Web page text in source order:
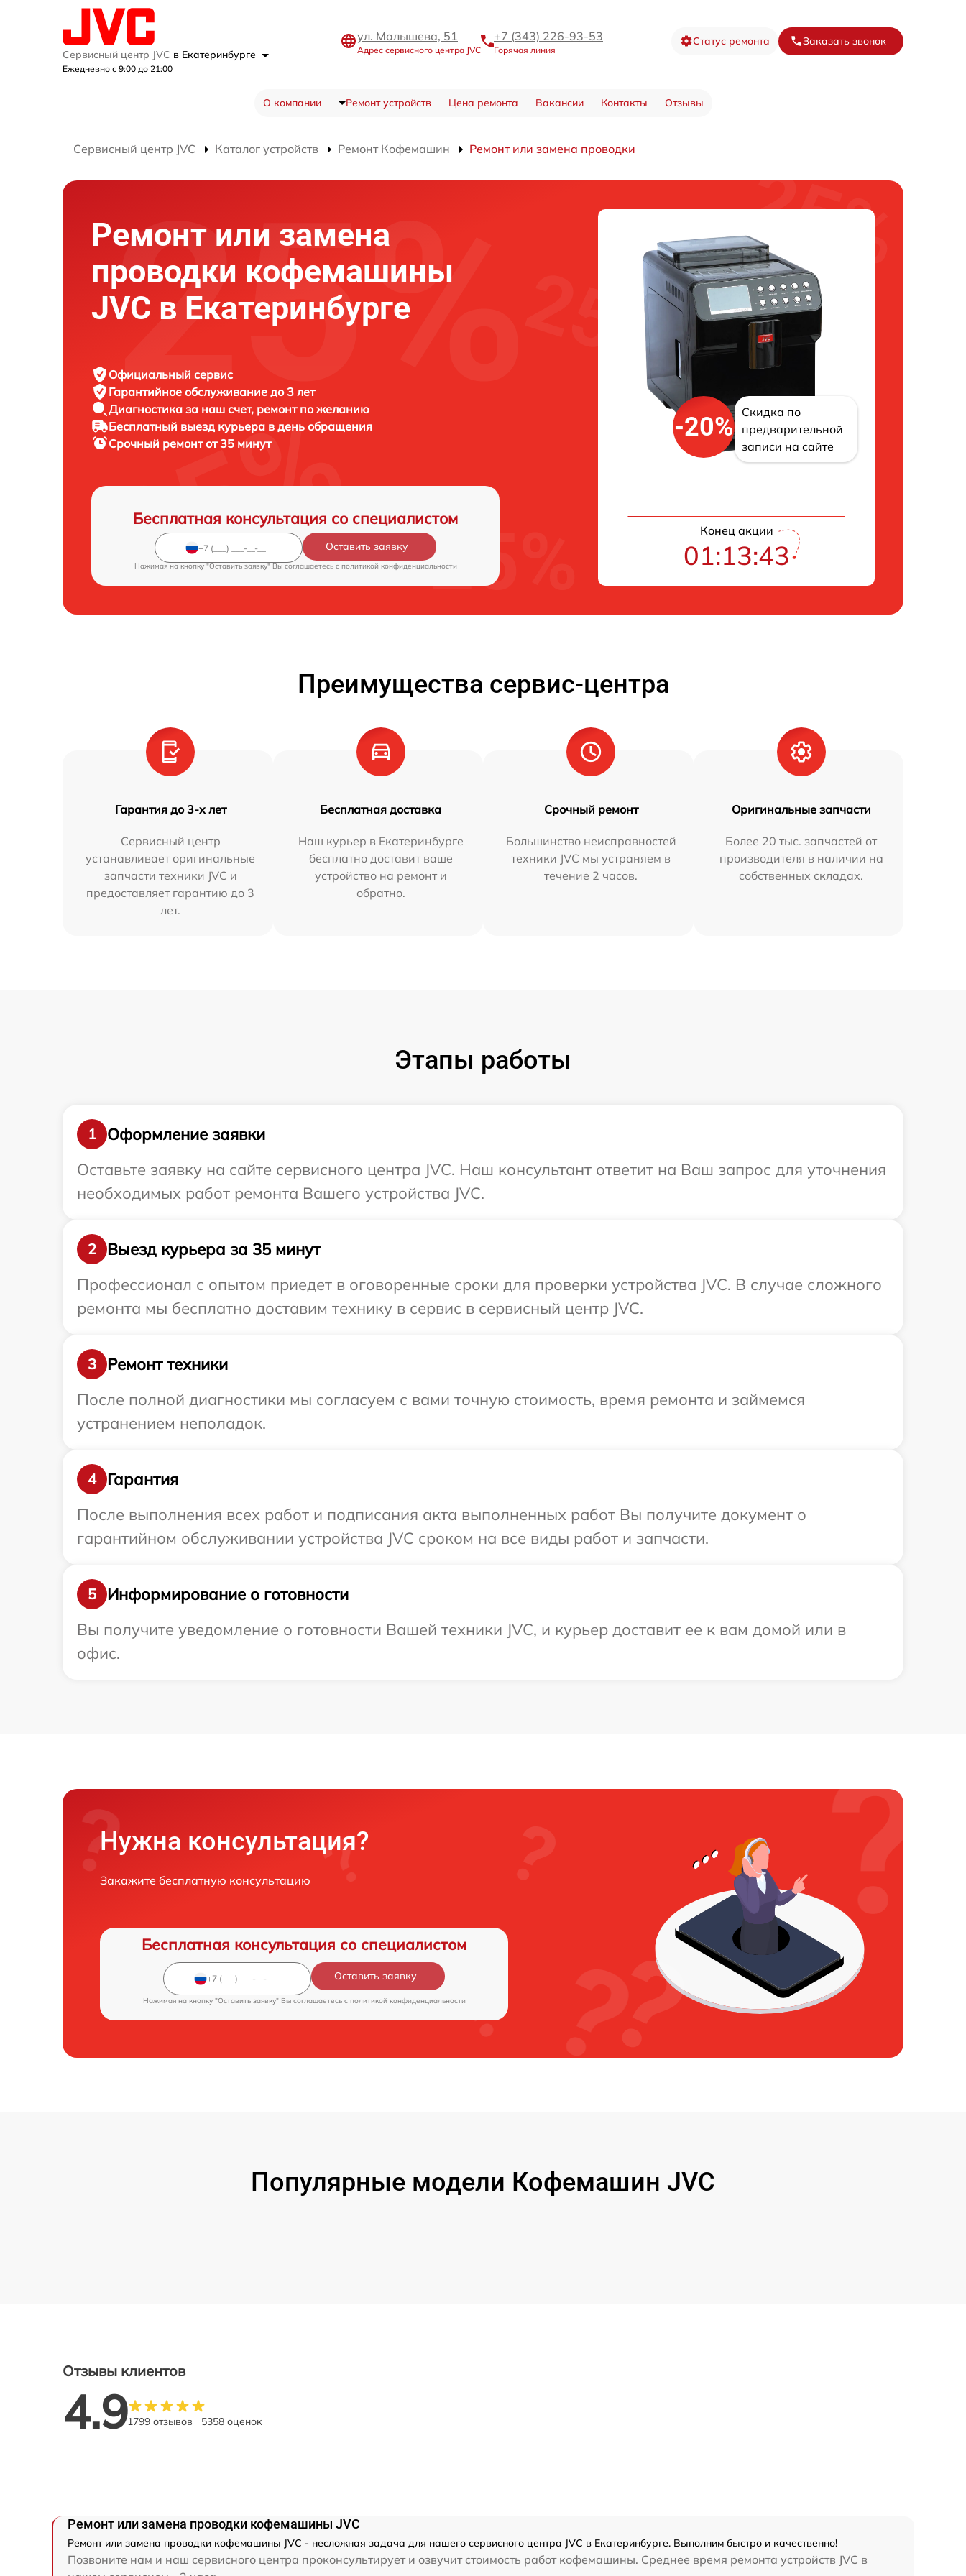
Сервисный центр JVC в Екатеринбурге
Ежедневно с 9:00 до 21:00
ул. Малышева, 51
Адрес сервисного центра JVC
+7 (343) 226-93-53
Горячая линия
Статус ремонта Заказать звонок
О компании Ремонт устройств Цена ремонта Вакансии Контакты Отзывы
Сервисный центр JVC Каталог устройств Ремонт Кофемашин Ремонт или замена проводки
Ремонт или замена
проводки кофемашины
JVC в Екатеринбурге
Официальный сервис
Гарантийное обслуживание до 3 лет
Диагностика за наш счет, ремонт по желанию
Бесплатный выезд курьера в день обращения
Срочный ремонтот 35 минут
Бесплатная консультация со специалистом
Оставить заявку
Нажимая на кнопку "Оставить заявку" Вы соглашаетесь c политикой конфиденциальности
-20%
Скидка по
предварительной
записи на сайте
Конец акции
01:13:42
Преимущества сервис-центра
Гарантия до 3-х лет
Сервисный центр
устанавливает оригинальные
запчасти техники JVC и
предоставляет гарантию до 3
лет.
Бесплатная доставка
Наш курьер в Екатеринбурге
бесплатно доставит ваше
устройство на ремонт и
обратно.
Срочный ремонт
Большинство неисправностей
техники JVC мы устраняем в
течение 2 часов.
Оригинальные запчасти
Более 20 тыс. запчастей от
производителя в наличии на
собственных складах.
Этапы работы
1
Оформление заявки
Оставьте заявку на сайте сервисного центра JVC. Наш консультант ответит на Ваш запрос для уточнения
необходимых работ ремонта Вашего устройства JVC.
2
Выезд курьера за 35 минут
Профессионал с опытом приедет в оговоренные сроки для проверки устройства JVC. В случае сложного
ремонта мы бесплатно доставим технику в сервис в сервисный центр JVC.
3
Ремонт техники
После полной диагностики мы согласуем с вами точную стоимость, время ремонта и займемся
устранением неполадок.
4
Гарантия
После выполнения всех работ и подписания акта выполненных работ Вы получите документ о
гарантийном обслуживании устройства JVC сроком на все виды работ и запчасти.
5
Информирование о готовности
Вы получите уведомление о готовности Вашей техники JVC, и курьер доставит ее к вам домой или в
офис.
Нужна консультация?
Закажите бесплатную консультацию
Бесплатная консультация со специалистом
Оставить заявку
Нажимая на кнопку "Оставить заявку" Вы соглашаетесь c политикой конфиденциальности
Популярные модели Кофемашин JVC
Отзывы клиентов
4.91799 отзывов 5358 оценок
Ремонт или замена проводки кофемашины JVC
Ремонт или замена проводки кофемашины JVC - несложная задача для нашего сервисного центра JVC в Екатеринбурге. Выполним быстро и качественно!
Позвоните нам и наш сервисного центра проконсультирует и озвучит стоимость работ кофемашины. Среднее время ремонта устройств JVC в